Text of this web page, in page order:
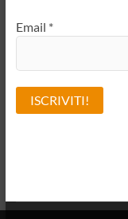
Email *
r